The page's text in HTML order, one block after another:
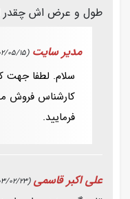
طول و عرض اش
مدیر سایت (1402/05/15)
سلام. لطفا جهت
کارشناس فروش
فرمایید.
علی اکبر قاسمی (1403/02/23)